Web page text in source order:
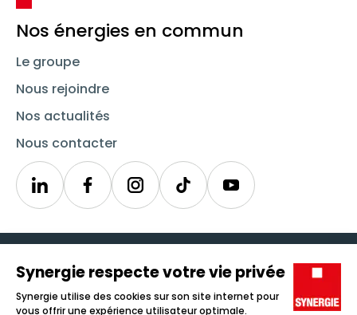
Nos énergies en commun
Le groupe
Nous rejoindre
Nos actualités
Nous contacter
LinkedinSynergieInstagramTikTok Youtube
Icône d'illustration
Candidats
Entreprises
Icône d'illustration